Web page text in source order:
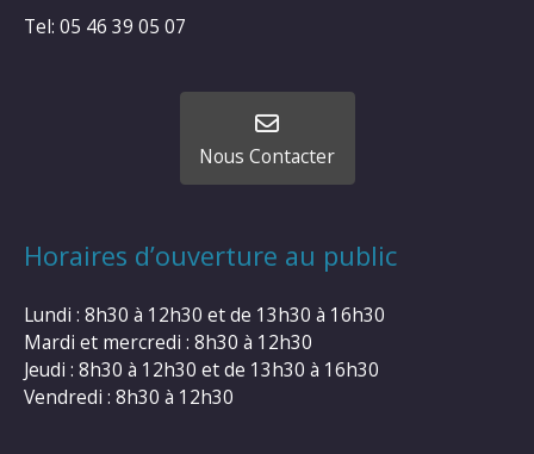
Tel: 05 46 39 05 07
Nous Contacter
Horaires d’ouverture au public
Lundi : 8h30 à 12h30 et de 13h30 à 16h30
Mardi et mercredi : 8h30 à 12h30
Jeudi : 8h30 à 12h30 et de 13h30 à 16h30
Vendredi : 8h30 à 12h30